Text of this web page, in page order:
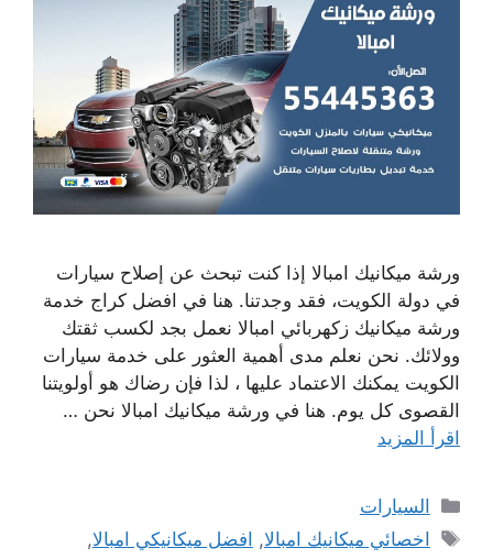
ورشة ميكانيك امبالا إذا كنت تبحث عن إصلاح سيارات
في دولة الكويت، فقد وجدتنا. هنا في افضل كراج خدمة
ورشة ميكانيك زكهربائي امبالا نعمل بجد لكسب ثقتك
وولائك. نحن نعلم مدى أهمية العثور على خدمة سيارات
الكويت يمكنك الاعتماد عليها ، لذا فإن رضاك ​​هو أولويتنا
القصوى كل يوم. هنا في ورشة ميكانيك امبالا نحن …
اقرأ المزيد
التصنيفات
السيارات
الوسوم
اخصائي ميكانيك امبالا, افضل ميكانيكي امبالا,